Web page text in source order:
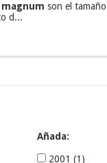
son el
d...
Añada:
2001 (1)